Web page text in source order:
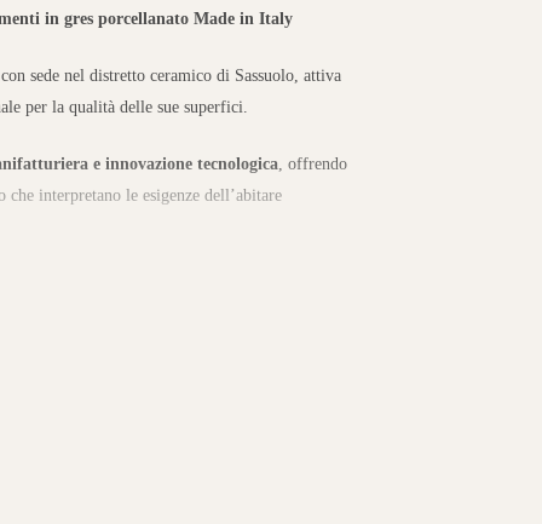
in gres porcellanato Made in Italy
sede nel distretto ceramico di Sassuolo, attiva
per la qualità delle sue superfici.
e innovazione tecnologica , offrendo
interpretano le esigenze dell’abitare